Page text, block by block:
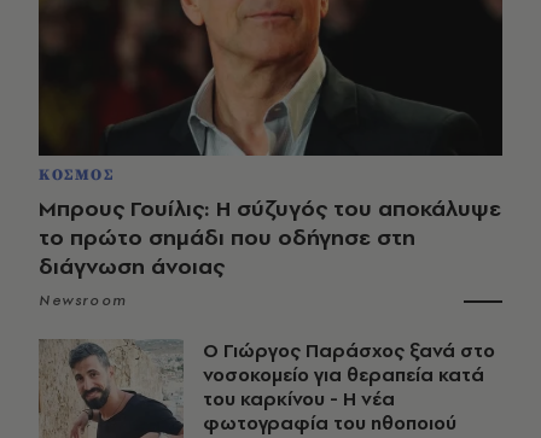
ΚΟΣΜΟΣ
Μπρους Γουίλις: Η σύζυγός του αποκάλυψε
το πρώτο σημάδι που οδήγησε στη
διάγνωση άνοιας
Newsroom
O Γιώργος Παράσχος ξανά στο
νοσοκομείο για θεραπεία κατά
του καρκίνου - Η νέα
φωτογραφία του ηθοποιού